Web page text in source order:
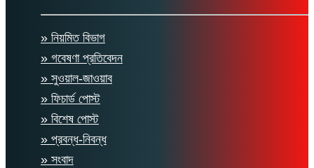
» নিয়মিত বিভাগ
» গবেষণা প্রতিবেদন
» সুওয়াল-জাওয়াব
» ফিচার্ড পোস্ট
» বিশেষ পোস্ট
» প্রবন্ধ-নিবন্ধ
» সংবাদ